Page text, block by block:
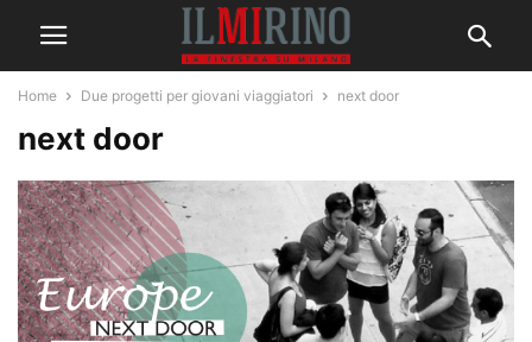
Home Due progetti per giovani viaggiatori next door
next door